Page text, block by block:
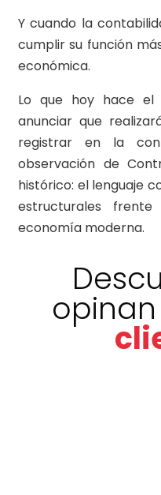
Y cuando la
cumplir su función
económica.
Lo que hoy hace el
anunciar que
registrar en la
observación de
histórico: el lenguaje
estructurales
economía moderna.
opinan